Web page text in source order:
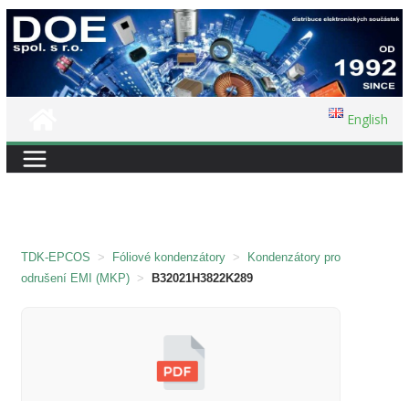
Přeskočit
na
English
TDK-EPCOS > Fóliové kondenzátory >
Kondenzátory pro
odrušení EMI (MKP) > B32021H3822K289